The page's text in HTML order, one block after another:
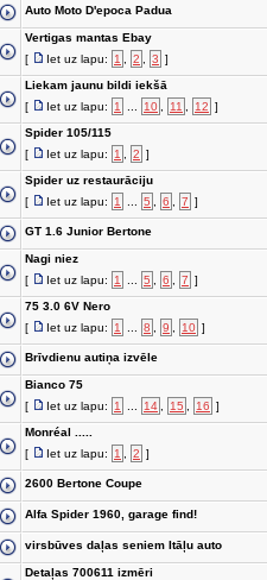
Auto Moto D'epoca Padua
Vertigas mantas Ebay
[
Iet uz lapu: 1 2 3 ]
Liekam jaunu bildi iekšā
[
Iet uz lapu: 1 10 11 12 ]
Spider 105/115
[
Iet uz lapu: 1 2 ]
Spider uz restaurāciju
[
Iet uz lapu: 1 5 6 7 ]
GT 1.6 Junior Bertone
Nagi niez
[
Iet uz lapu: 1 5 6 7 ]
75 3.0 6V Nero
[
Iet uz lapu: 1 8 9 10 ]
Brīvdienu autiņa izvēle
Bianco 75
[
Iet uz lapu: 1 14 15 16 ]
Monréal .....
[
Iet uz lapu: 1 2 ]
2600 Bertone Coupe
Alfa Spider 1960, garage find!
virsbūves daļas seniem Itāļu auto
Detaļas 700611 izmēri